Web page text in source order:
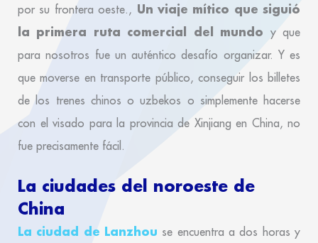
por su frontera oeste., Un viaje mítico que siguió
la primera ruta comercial del mundo y que
para nosotros fue un auténtico desafío organizar. Y es
que moverse en transporte público, conseguir los billetes
de los trenes chinos o uzbekos o simplemente hacerse
con el visado para la provincia de Xinjiang en China, no
fue precisamente fácil.
La ciudades del noroeste de
China
La ciudad de Lanzhou se encuentra a dos horas y